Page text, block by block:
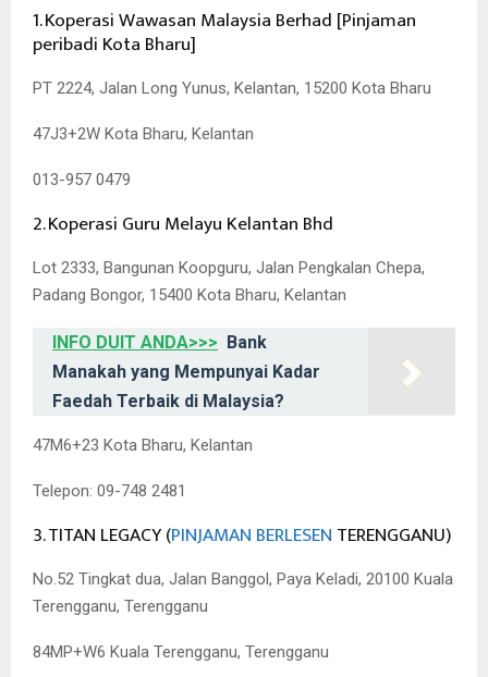
1. Koperasi Wawasan Malaysia Berhad [Pinjaman
peribadi Kota Bharu]
PT 2224, Jalan Long Yunus, Kelantan, 15200 Kota Bharu
47J3+2W Kota Bharu, Kelantan
013-957 0479
2. Koperasi Guru Melayu Kelantan Bhd
Lot 2333, Bangunan Koopguru, Jalan Pengkalan Chepa,
Padang Bongor, 15400 Kota Bharu, Kelantan
INFO DUIT ANDA>>> Bank
Manakah yang Mempunyai Kadar
Faedah Terbaik di Malaysia?
47M6+23 Kota Bharu, Kelantan
Telepon: 09-748 2481
3. TITAN LEGACY (PINJAMAN BERLESEN TERENGGANU)
No.52 Tingkat dua, Jalan Banggol, Paya Keladi, 20100 Kuala
Terengganu, Terengganu
84MP+W6 Kuala Terengganu, Terengganu